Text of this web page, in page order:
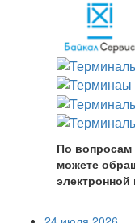
По
можете
электронной